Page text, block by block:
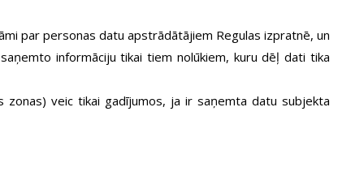
par personas datu apstrādātājiem Regulas izpratnē, un
informāciju tikai tiem nolūkiem, kuru dēļ dati tika
veic tikai gadījumos, ja ir saņemta datu subjekta